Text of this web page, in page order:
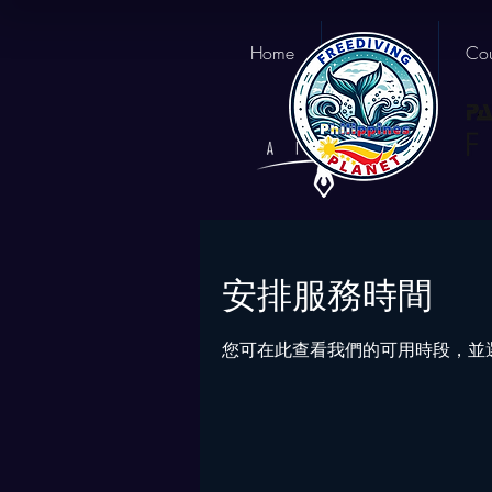
Home About us
安排服務時間
您可在此查看我們的可用時段，